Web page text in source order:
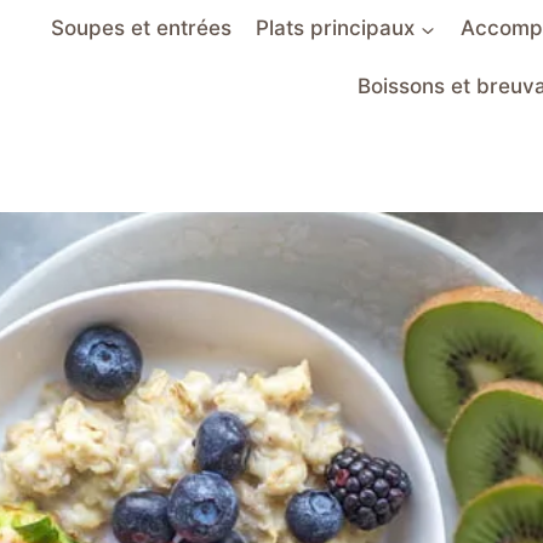
Soupes et entrées Plats principaux
Boissons et